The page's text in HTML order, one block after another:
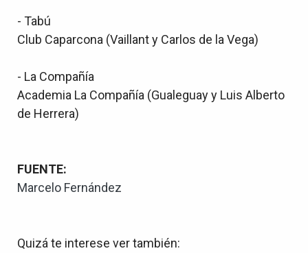
- Tabú
Club Caparcona (Vaillant y Carlos de la Vega)
- La Compañía
Academia La Compañía (Gualeguay y Luis Alberto
de Herrera)
FUENTE:
Marcelo Fernández
Quizá te interese ver también: